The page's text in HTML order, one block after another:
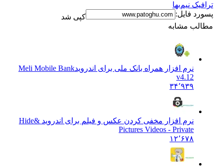
ترافیک نیم‌بها
پسورد فایل:
کپی شد
مطالب مشابه
نرم افزار همراه بانک ملی برای اندرویدMeli Mobile Bank
v4.12
۳۴٬۹۳۹
نرم افزار مخفی کردن عکس و فیلم برای اندروید &Hide
Pictures Videos - Private
۱۲٬۶۷۸